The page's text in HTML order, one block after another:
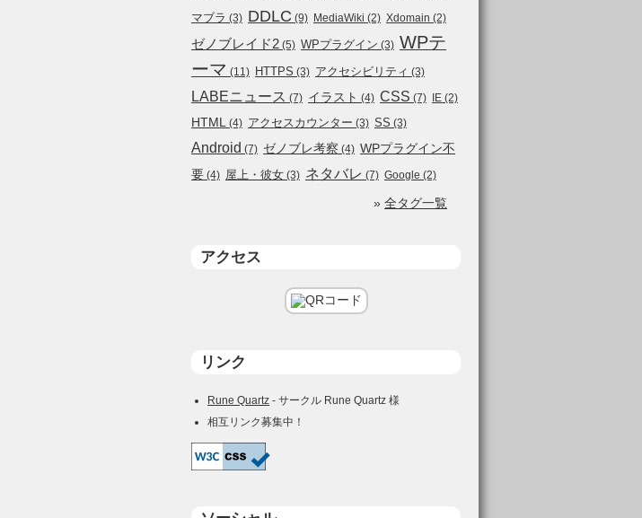
マブラ (3) DDLC (9) MediaWiki (2) Xdomain (2)
ゼノブレイド2 (5) WPプラグイン (3) WPテ
ーマ (11) HTTPS (3) アクセシビリティ (3)
LABEニュース (7) イラスト (4) CSS (7) IE (2)
HTML (4) アクセスカウンター (3) SS (3)
Android (7) ゼノブレ考察 (4) WPプラグイン不
要 (4) 屋上・彼女 (3) ネタバレ (7) Google (2)
» 全タグ一覧
アクセス
リンク
Rune Quartz - サークル Rune Quartz 様
相互リンク募集中！